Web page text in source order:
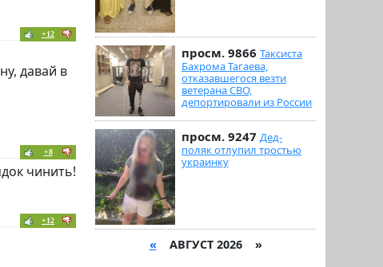
просм. 9866 Таксиста
Бахрома Тагаева,
отказавшегося везти
ветерана СВО,
депортировали из России
просм. 9247 Дед-
поляк отлупил тростью
украинку
« АВГУСТ 2026 »
+12
давай в
+8
чинить!
+12